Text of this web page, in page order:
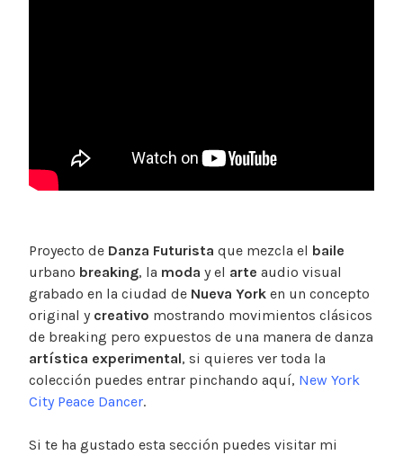
Proyecto de Danza Futurista que mezcla el baile
urbano breaking, la moda y el arte audio visual
grabado en la ciudad de Nueva York en un concepto
original ycreativo mostrando movimientos clásicos
de breaking pero expuestos de una manera de danza
artística experimental, si quieres ver toda la
colección puedes entrar pinchando aquí, New York
City Peace Dancer.
Si te ha gustado esta sección puedes visitar mi